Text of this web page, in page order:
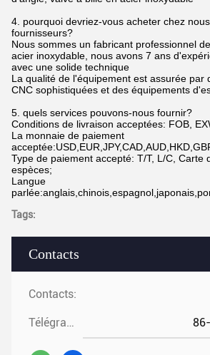
Contacts
Contacts:
Télégramme:
4. pourquoi devriez-vous acheter chez
fournisseurs?
Nous sommes un fabricant professionnel
acier inoxydable, nous avons 7 ans
avec une solide technique
La qualité de l'équipement est assurée par
CNC sophistiquées et des équipements
5. quels services pouvons-nous fournir?
Conditions de livraison acceptées: FOB,
La monnaie de paiement
Type de paiement accepté: T/T, L/C, Carte
espèces;
Langue
Tags: